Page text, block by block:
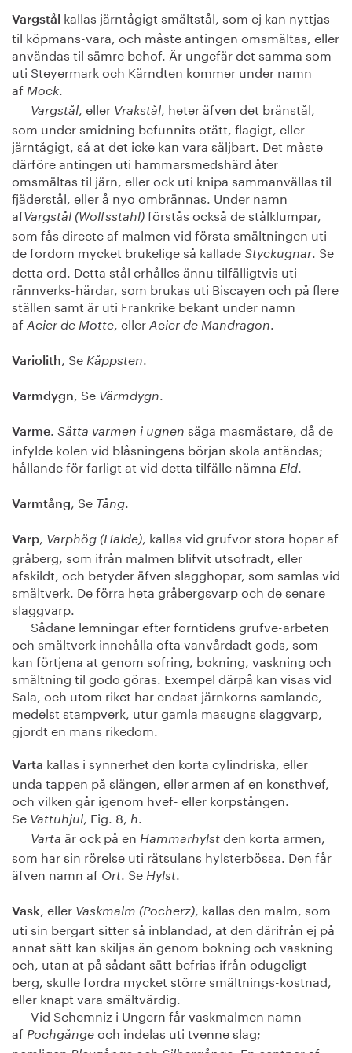
Vargstål
kallas järntågigt smältstål, som ej kan nyttjas
til köpmans-vara, och måste antingen omsmältas, eller
användas til sämre behof. Är ungefär det samma som
uti Steyermark och Kärndten kommer under namn
af Mock.
Vargstål, eller Vrakstål, heter äfven det bränstål,
som under smidning befunnits otätt, flagigt, eller
järntågigt, så at det icke kan vara säljbart. Det måste
därföre antingen uti hammarsmedshärd åter
omsmältas til järn, eller ock uti knipa sammanvällas til
fjäderstål, eller å nyo ombrännas. Under namn
afVargstål (Wolfsstahl) förstås också de stålklumpar,
som fås directe af malmen vid första smältningen uti
de fordom mycket brukelige så kallade Styckugnar. Se
detta ord. Detta stål erhålles ännu tilfälligtvis uti
rännverks-härdar, som brukas uti Biscayen och på flere
ställen samt är uti Frankrike bekant under namn
af Acier de Motte, eller Acier de Mandragon.
Variolith, Se Kåppsten.
Varmdygn, Se Värmdygn.
Varme. Sätta varmen i ugnen säga masmästare, då de
infylde kolen vid blåsningens början skola antändas;
hållande för farligt at vid detta tilfälle nämna Eld.
Varmtång, Se Tång.
Varp, Varphög (Halde), kallas vid grufvor stora hopar af
gråberg, som ifrån malmen blifvit utsofradt, eller
afskildt, och betyder äfven slagghopar, som samlas vid
smältverk. De förra heta gråbergsvarp och de senare
slaggvarp.
Sådane lemningar efter forntidens grufve-arbeten
och smältverk innehålla ofta vanvårdadt gods, som
kan förtjena at genom sofring, bokning, vaskning och
smältning til godo göras. Exempel därpå kan visas vid
Sala, och utom riket har endast järnkorns samlande,
medelst stampverk, utur gamla masugns slaggvarp,
gjordt en mans rikedom.
Varta kallas i synnerhet den korta cylindriska, eller
unda tappen på slängen, eller armen af en konsthvef,
och vilken går igenom hvef- eller korpstången.
Se Vattuhjul, Fig. 8, h.
Varta är ock på en Hammarhylst den korta armen,
som har sin rörelse uti rätsulans hylsterbössa. Den får
äfven namn af Ort. Se Hylst.
Vask, eller Vaskmalm (Pocherz), kallas den malm, som
uti sin bergart sitter så inblandad, at den därifrån ej på
annat sätt kan skiljas än genom bokning och vaskning
och, utan at på sådant sätt befrias ifrån odugeligt
berg, skulle fordra mycket större smältnings-kostnad,
eller knapt vara smältvärdig.
Vid Schemniz i Ungern får vaskmalmen namn
af Pochgånge och indelas uti tvenne slag;